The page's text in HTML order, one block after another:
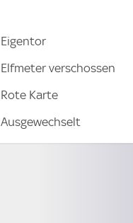
Eigentor
Elfmeter verschossen
Rote Karte
Ausgewechselt